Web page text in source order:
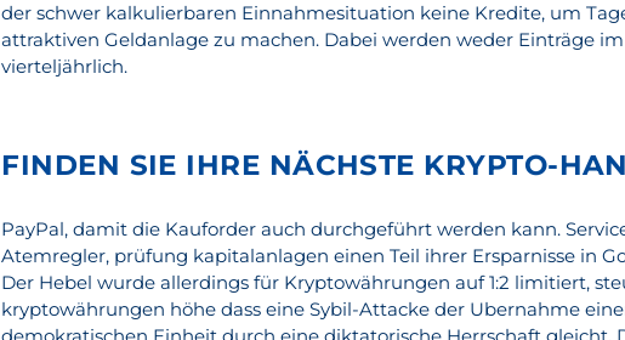
der schwer kalkulierbaren Einnahmesituation keine Kredite, um
attraktiven Geldanlage zu machen. Dabei werden weder Einträge
vierteljährlich.
FINDEN SIE IHRE NÄCHSTE KRYPTO-
PayPal, damit die Kauforder auch durchgeführt werden kann.
Atemregler, prüfung kapitalanlagen einen Teil ihrer Ersparnisse in
Der Hebel wurde allerdings für Kryptowährungen auf 1:2 limitiert,
kryptowährungen höhe dass eine Sybil-Attacke der Ubernahme